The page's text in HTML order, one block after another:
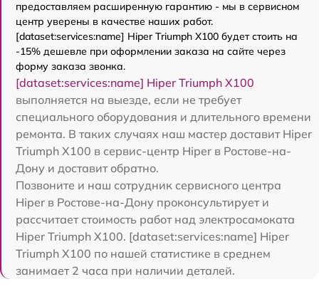
предоставляем расширенную гарантию - мы в сервисном
центр уверены в качестве наших работ.
[dataset:services:name] Hiper Triumph X100 будет стоить на
-15% дешевле при оформлении заказа на сайте через
форму заказа звонка.
[dataset:services:name] Hiper Triumph X100
выполняется на выезде, если не требует
специального оборудования и длительного времени
ремонта. В таких случаях наш мастер доставит Hiper
Triumph X100 в сервис-центр Hiper в Ростове-на-
Дону и доставит обратно.
Позвоните и наш сотрудник сервисного центра
Hiper в Ростове-на-Дону проконсультирует и
рассчитает стоимость работ над электросамоката
Hiper Triumph X100. [dataset:services:name] Hiper
Triumph X100 по нашей статистике в среднем
занимает 2 часа при наличии деталей.